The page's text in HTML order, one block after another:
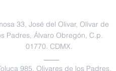
33, José del Olivar, Olivar de
Padres, Álvaro Obregón, C.p.
01770. CDMX.
985, Olivares de los Padres,